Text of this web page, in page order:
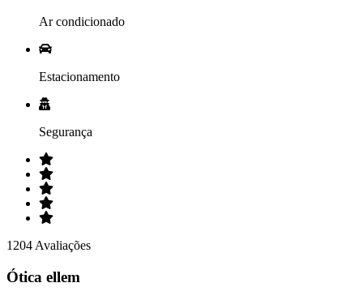
Ar condicionado
Estacionamento
Segurança
1204 Avaliações
Ótica ellem